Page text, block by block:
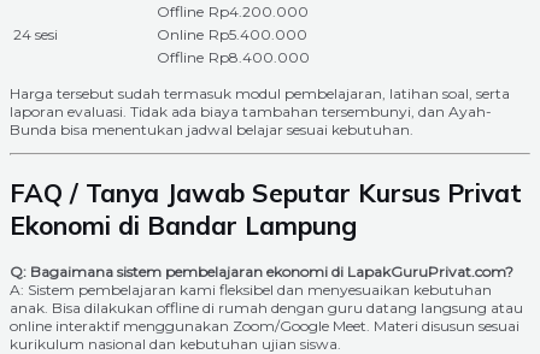
Offline Rp4.200.000
24 sesi
Online Rp5.400.000
Offline Rp8.400.000
Harga tersebut sudah termasuk modul pembelajaran, latihan soal, serta
laporan evaluasi. Tidak ada biaya tambahan tersembunyi, dan Ayah-
Bunda bisa menentukan jadwal belajar sesuai kebutuhan.
FAQ / Tanya Jawab Seputar Kursus Privat
Ekonomi di Bandar Lampung
Q: Bagaimana sistem pembelajaran ekonomi di LapakGuruPrivat.com?
A: Sistem pembelajaran kami fleksibel dan menyesuaikan kebutuhan
anak. Bisa dilakukan offline di rumah dengan guru datang langsung atau
online interaktif menggunakan Zoom/Google Meet. Materi disusun sesuai
kurikulum nasional dan kebutuhan ujian siswa.